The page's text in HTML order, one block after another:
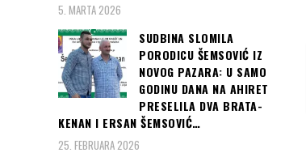
5. MARTA 2026
SUDBINA SLOMILA
PORODICU ŠEMSOVIĆ IZ
NOVOG PAZARA: U SAMO
GODINU DANA NA AHIRET
PRESELILA DVA BRATA-
KENAN I ERSAN ŠEMSOVIĆ…
25. FEBRUARA 2026